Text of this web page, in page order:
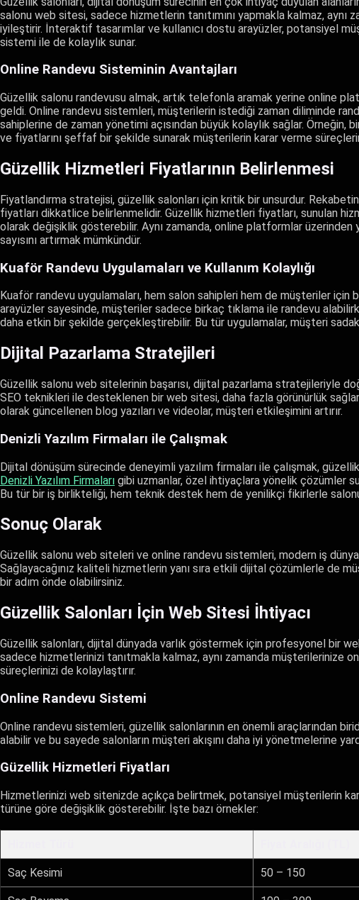
salonu web sitesi, sadece hizmetlerin tanıtımını yapmakla kalmaz,
iyileştirir. İnteraktif tasarımlar ve kullanıcı dostu arayüzler, potansiyel
sistemi ile de kolaylık sunar.
Online Randevu Sisteminin Avantajları
Güzellik salonu randevusu almak, artık telefonla aramak yerine online
geldi. Online randevu sistemleri, müşterilerin istediği zaman diliminde
sahiplerine de zaman yönetimi açısından büyük kolaylık sağlar.
ve fiyatlarını şeffaf bir şekilde sunarak müşterilerin karar verme süreçlerini
Güzellik Hizmetleri Fiyatlarının Belirlenmesi
Fiyatlandırma stratejisi, güzellik salonları için kritik bir unsurdur.
fiyatları dikkatlice belirlenmelidir. Güzellik hizmetleri fiyatları, sunulan
olarak değişiklik gösterebilir. Aynı zamanda, online platformlar üzerinden
sayısını artırmak mümkündür.
Kuaför Randevu Uygulamaları ve Kullanım Kolaylığı
Kuaför randevu uygulamaları, hem salon sahipleri hem de müşteriler için
arayüzler sayesinde, müşteriler sadece birkaç tıklama ile randevu
daha etkin bir şekilde gerçekleştirebilir. Bu tür uygulamalar, müşteri
Dijital Pazarlama Stratejileri
Güzellik salonu web sitelerinin başarısı, dijital pazarlama stratejileriyle
SEO teknikleri ile desteklenen bir web sitesi, daha fazla görünürlük sağlar.
olarak güncellenen blog yazıları ve videolar, müşteri etkileşimini artırır.
Denizli Yazılım Firmaları ile Çalışmak
Dijital dönüşüm sürecinde deneyimli yazılım firmaları ile çalışmak, güzellik
Denizli Yazılım Firmaları gibi uzmanlar, özel ihtiyaçlara yönelik çözümler
Bu tür bir iş birlikteliği, hem teknik destek hem de yenilikçi fikirlerle
Sonuç Olarak
Güzellik salonu web siteleri ve online randevu sistemleri, modern iş
Sağlayacağınız kaliteli hizmetlerin yanı sıra etkili dijital çözümlerle de
bir adım önde olabilirsiniz.
Güzellik Salonları İçin Web Sitesi İhtiyacı
Güzellik salonları, dijital dünyada varlık göstermek için profesyonel bir
sadece hizmetlerinizi tanıtmakla kalmaz, aynı zamanda müşterilerinize
süreçlerinizi de kolaylaştırır.
Online Randevu Sistemi
Online randevu sistemleri, güzellik salonlarının en önemli araçlarından
alabilir ve bu sayede salonların müşteri akışını daha iyi yönetmelerine
Güzellik Hizmetleri Fiyatları
Hizmetlerinizi web sitenizde açıkça belirtmek, potansiyel müşterilerin
türüne göre değişiklik gösterebilir. İşte bazı örnekler:
Saç Kesimi 50 – 150